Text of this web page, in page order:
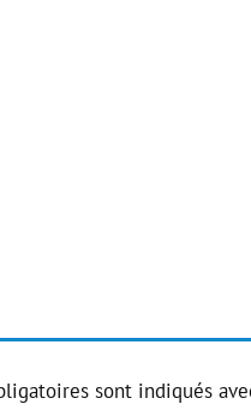
sont indiqués